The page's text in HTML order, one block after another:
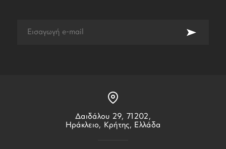
Δαιδάλου 29, 71202,
Ηράκλειο, Κρήτης, Ελλάδα